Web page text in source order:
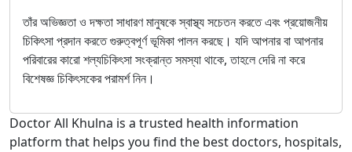
তাঁর অভিজ্ঞতা ও দক্ষতা সাধারণ মানুষকে স্বাস্থ্য সচেতন করতে এবং প্রয়োজনীয়
চিকিৎসা প্রদান করতে গুরুত্বপূর্ণ ভূমিকা পালন করছে। যদি আপনার বা আপনার
পরিবারের কারো শল্যচিকিৎসা সংক্রান্ত সমস্যা থাকে, তাহলে দেরি না করে
বিশেষজ্ঞ চিকিৎসকের পরামর্শ নিন।
Doctor All Khulna is a trusted health information
platform that helps you find the best doctors, hospitals,